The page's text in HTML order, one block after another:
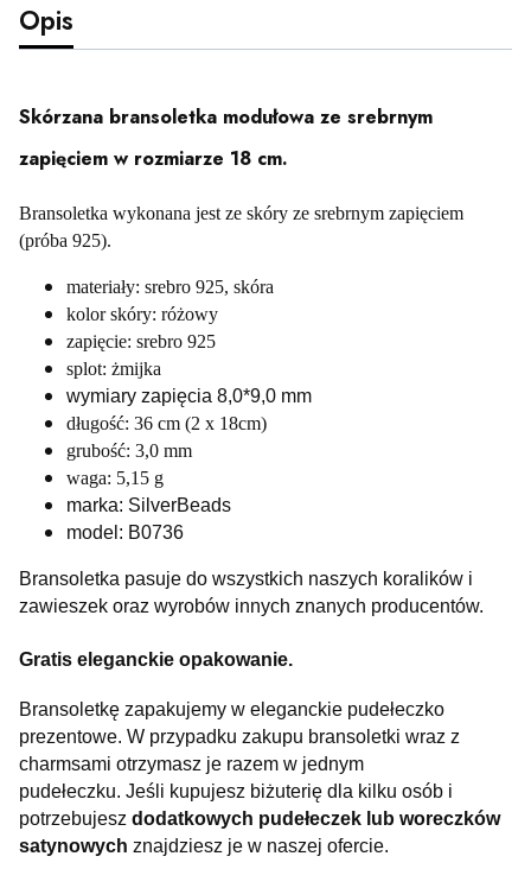
Opis
Skórzana bransoletka modułowa ze srebrnym
zapięciem w rozmiarze 18 cm.
Bransoletka wykonana jest ze skóry ze srebrnym zapięciem
(próba 925).
materiały: srebro 925, skóra
kolor skóry: różowy
zapięcie: srebro 925
splot: żmijka
wymiary zapięcia 8,0*9,0 mm
długość: 36 cm (2 x 18cm)
grubość: 3,0 mm
waga: 5,15 g
marka: SilverBeads
model: B0736
Bransoletka pasuje do wszystkich naszych koralików i
zawieszek oraz wyrobów innych znanych producentów.
Gratis eleganckie opakowanie.
Bransoletkę zapakujemy w eleganckie pudełeczko
prezentowe. W przypadku zakupu bransoletki wraz z
charmsami otrzymasz je razem w jednym
pudełeczku. Jeśli kupujesz biżuterię dla kilku osób i
potrzebujesz dodatkowych pudełeczek lub woreczków
satynowych znajdziesz je w naszej ofercie.